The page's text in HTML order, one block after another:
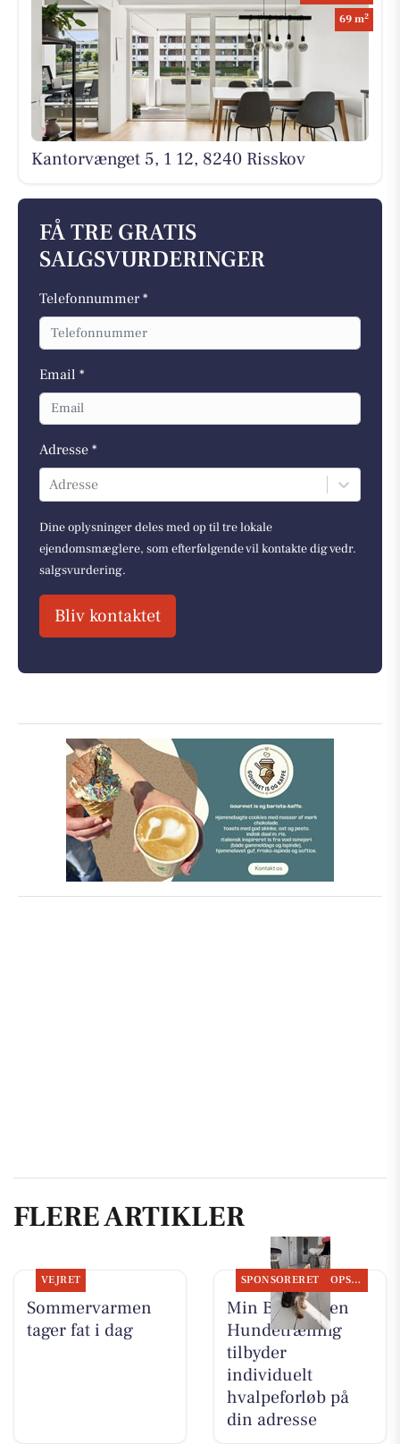
69 m2
Kantorvænget 5, 1 12, 8240 Risskov
FÅ TRE GRATIS
SALGSVURDERINGER
Telefonnummer *
Email *
Adresse *
Adresse
Dine oplysninger deles med op til tre lokale
ejendomsmæglere, som efterfølgende vil kontakte dig vedr.
salgsvurdering.
Bliv kontaktet
FLERE ARTIKLER
VEJRET
Sommervarmen
tager fat i dag
SPONSORERET OPSLAGSTAVLEN
Min Bedste Ven
Hundetræning
tilbyder
individuelt
hvalpeforløb på
din adresse